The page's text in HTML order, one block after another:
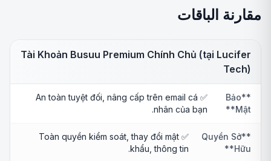
مقارنة الباقات
Tài Khoản Busuu Premium Chính Chủ (tại Lucifer
Tech)
**Bảo
Mật**
✅ An toàn tuyệt đối, nâng cấp trên email cá
nhân của bạn.
**Quyền Sở
Hữu**
✅ Toàn quyền kiểm soát, thay đổi mật
khẩu, thông tin.